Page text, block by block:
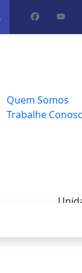
Quem Somos
Trabalhe